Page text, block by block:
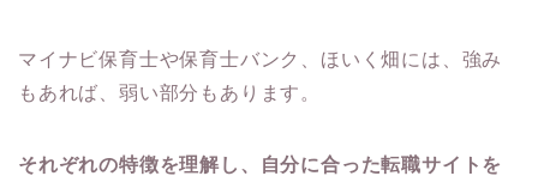
マイナビ保育士や保育士バンク、ほいく畑には、強み
もあれば、弱い部分もあります。
それぞれの特徴を理解し、自分に合った転職サイトを